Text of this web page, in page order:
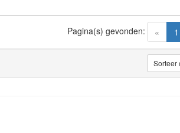
« 1
Pagina(s) gevonden:
Sorteer